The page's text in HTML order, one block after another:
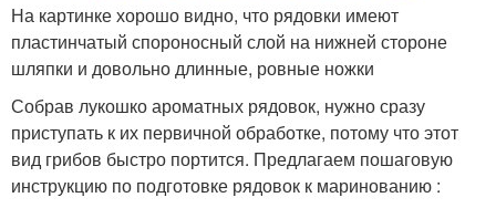
На картинке хорошо видно, что рядовки имеют
пластинчатый спороносный слой на нижней стороне
шляпки и довольно длинные, ровные ножки
Собрав лукошко ароматных рядовок, нужно сразу
приступать к их первичной обработке, потому что этот
вид грибов быстро портится. Предлагаем пошаговую
инструкцию по подготовке рядовок к маринованию :